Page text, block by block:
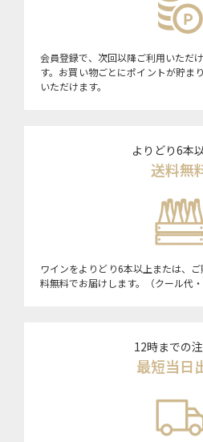
会員登録で、次回以降ご利用いただ
す。お買い物ごとにポイントが貯ま
いただけます。
よりどり6本
送料無
ワインをよりどり6本以上または、
料無料でお届けします。（クール代・
12時までの
最短当日